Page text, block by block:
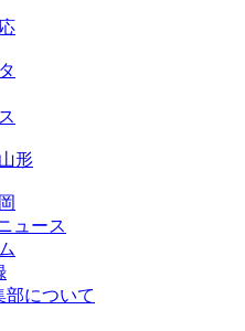
形
ュース
部について